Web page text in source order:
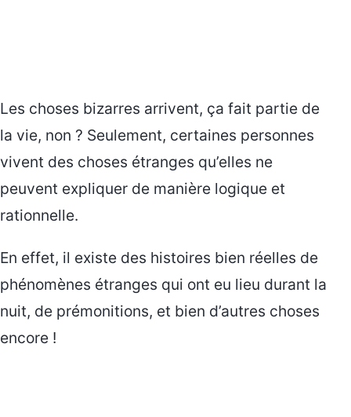
Les choses bizarres arrivent, ça fait partie de
la vie, non ? Seulement, certaines personnes
vivent des choses étranges qu’elles ne
peuvent expliquer de manière logique et
rationnelle.
En effet, il existe des histoires bien réelles de
phénomènes étranges qui ont eu lieu durant la
nuit, de prémonitions, et bien d’autres choses
encore !